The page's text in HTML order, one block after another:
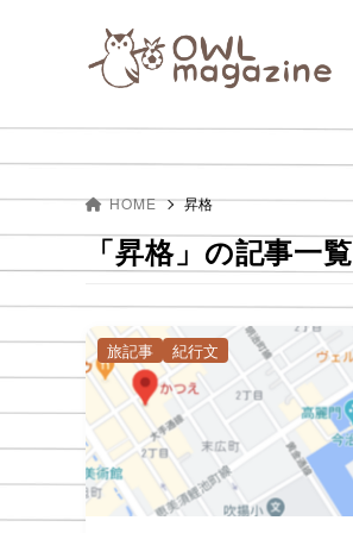
HOME 昇格
「昇格」の記事一覧
旅記事 紀行文